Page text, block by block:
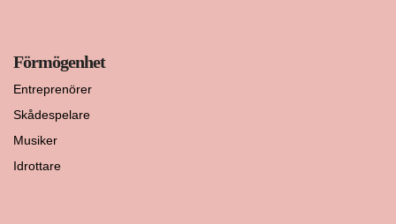
Förmögenhet
Entreprenörer
Skådespelare
Musiker
Idrottare